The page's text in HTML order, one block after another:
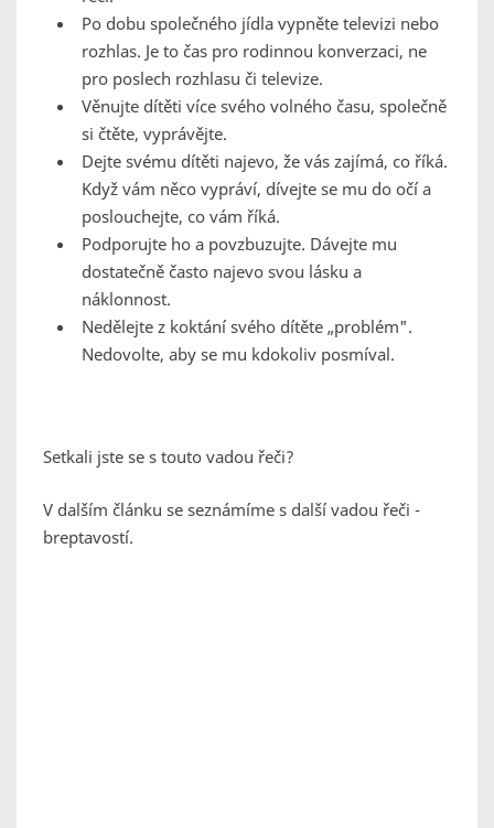
Po dobu společného jídla vypněte televizi nebo
rozhlas. Je to čas pro rodinnou konverzaci, ne
pro poslech rozhlasu či televize.
Věnujte dítěti více svého volného času, společně
si čtěte, vyprávějte.
Dejte svému dítěti najevo, že vás zajímá, co říká.
Když vám něco vypráví, dívejte se mu do očí a
poslouchejte, co vám říká.
Podporujte ho a povzbuzujte. Dávejte mu
dostatečně často najevo svou lásku a
náklonnost.
Nedělejte z koktání svého dítěte „problém".
Nedovolte, aby se mu kdokoliv posmíval.
Setkali jste se s touto vadou řeči?
V dalším článku se seznámíme s další vadou řeči -
breptavostí.